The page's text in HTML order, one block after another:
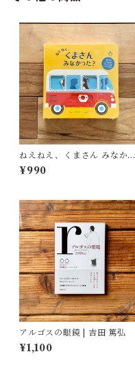
ねえねえ、くまさん みなかっ
た？ | リディア・ニコルズ
(絵), みた かよこ(訳)
¥990
アルゴスの眼鏡 | 吉田 篤弘
¥1,100